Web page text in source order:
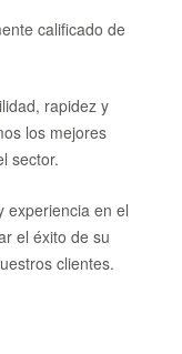
calificado de
rapidez y
los mejores
sector.
experiencia en el
el éxito de su
clientes.